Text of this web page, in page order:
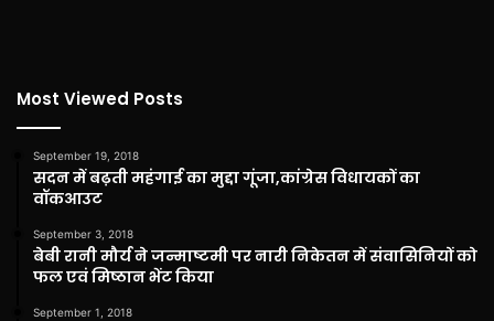
Most Viewed Posts
September 19, 2018
सदन में बढ़ती महंगाई का मुद्दा गूंजा,कांग्रेस विधायकों का
वॉकआउट
September 3, 2018
बेबी रानी मौर्य ने जन्माष्टमी पर नारी निकेतन में संवासिनियों को
फल एवं मिष्ठान भेंट किया
September 1, 2018